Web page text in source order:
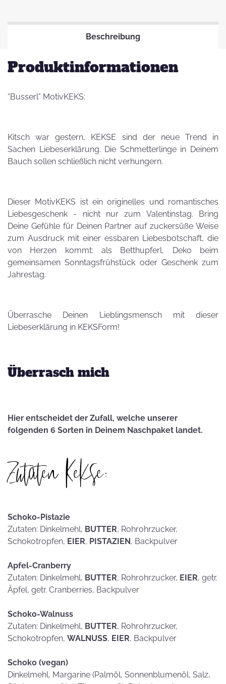
Beschreibung
Produktinformationen
“Busserl” MotivKEKS:
Kitsch war gestern, KEKSE sind der neue Trend in
Sachen Liebeserklärung. Die Schmetterlinge in Deinem
Bauch sollen schließlich nicht verhungern.
Dieser MotivKEKS ist ein originelles und romantisches
Liebesgeschenk - nicht nur zum Valentinstag. Bring
Deine Gefühle für Deinen Partner auf zuckersüße Weise
zum Ausdruck mit einer essbaren Liebesbotschaft, die
von Herzen kommt: als Betthupferl, Deko beim
gemeinsamen Sonntagsfrühstück oder Geschenk zum
Jahrestag.
Überrasche Deinen Lieblingsmensch mit dieser
Liebeserklärung in KEKSForm!
Überrasch mich
Hier entscheidet der Zufall, welche unserer
folgenden 6 Sorten in Deinem Naschpaket landet.
Zutaten Kekse:
Schoko-Pistazie
Zutaten: Dinkelmehl, BUTTER, Rohrohrzucker,
Schokotropfen, EIER, PISTAZIEN, Backpulver
Apfel-Cranberry
Zutaten: Dinkelmehl, BUTTER, Rohrohrzucker, EIER, getr.
Äpfel, getr. Cranberries, Backpulver
Schoko-Walnuss
Zutaten: Dinkelmehl, BUTTER, Rohrohrzucker,
Schokotropfen, WALNUSS, EIER, Backpulver
Schoko (vegan)
Dinkelmehl, Margarine (Palmöl, Sonnenblumenöl, Salz,